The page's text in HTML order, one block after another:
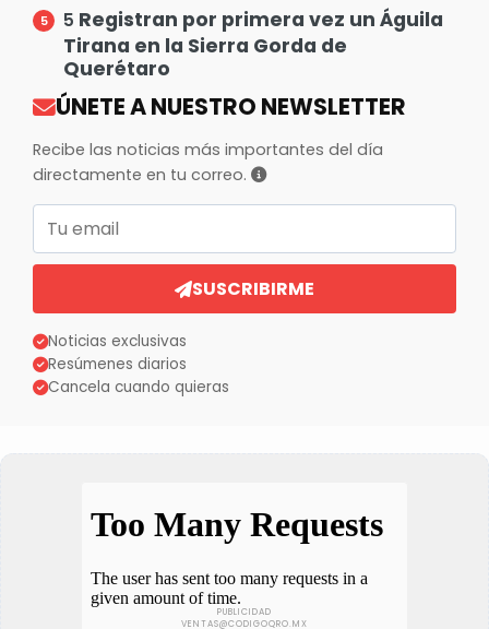
5 Registran por primera vez un Águila
Tirana en la Sierra Gorda de
Querétaro
ÚNETE A NUESTRO NEWSLETTER
Recibe las noticias más importantes del día
directamente en tu correo.
Correo electrónico
SUSCRIBIRME
Noticias exclusivas
Resúmenes diarios
Cancela cuando quieras